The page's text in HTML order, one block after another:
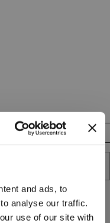
and ads, to
analyse our traffic.
use of our site with
XL XXL